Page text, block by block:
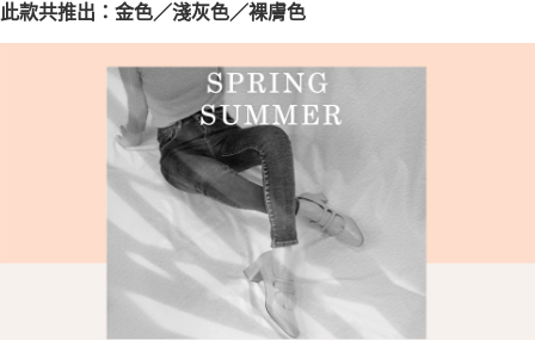
易，需依本服務之必要範圍內提供個人資料，並將交易相關給付款項請求債
https://aftee.tw/terms/#terms3
３．未成年的使用者請事先徵得法定代理人或監護人之同意方可使用
「AFTEE先享後付」，若未經同意申辦者引起之損失，本公司不負相關責
４．使用「AFTEE先享後付」時，將依據個別帳號之用戶狀況，依本公司即
時審查核予不同之上限額度；若仍有額度不足之情形，本公司將視審查結果
請求用戶進行身份認證。
５．嚴禁一人註冊多個帳號或使用他人資訊註冊。若發現惡意使用之情形，
恩沛科技股份有限公司將有權停止該用戶之使用額度並採取法律行動。
此款共推出：金色／淺灰色／裸膚色